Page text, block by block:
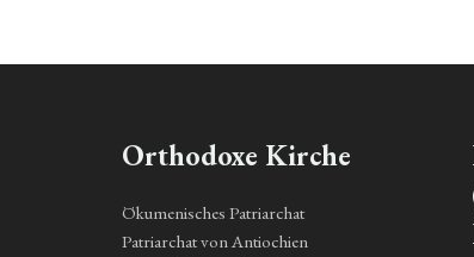
Orthodoxe Kirche
Ökumenisches Patriarchat
Patriarchat von Antiochien